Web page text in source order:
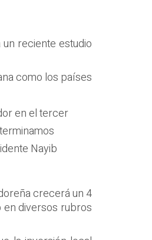
reciente estudio
como los países
en el tercer
Nayib
crecerá un 4
en diversos rubros